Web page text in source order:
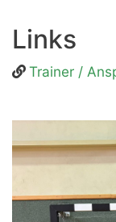
Links
Trainer /